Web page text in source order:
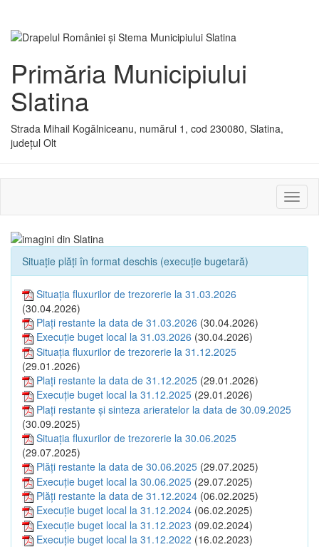
Primăria Municipiului
Slatina
Strada Mihail Kogălniceanu, numărul 1, cod 230080, Slatina,
județul Olt
sau
Situație plăți în format deschis (execuție bugetară)
Situația fluxurilor de trezorerie la 31.03.2026
(30.04.2026)
Plați restante la data de 31.03.2026 (30.04.2026)
Execuție buget local la 31.03.2026 (30.04.2026)
Situația fluxurilor de trezorerie la 31.12.2025
(29.01.2026)
Plați restante la data de 31.12.2025 (29.01.2026)
Execuție buget local la 31.12.2025 (29.01.2026)
Plați restante și sinteza arieratelor la data de 30.09.2025
(30.09.2025)
Situația fluxurilor de trezorerie la 30.06.2025
(29.07.2025)
Plăți restante la data de 30.06.2025 (29.07.2025)
Execuție buget local la 30.06.2025 (29.07.2025)
Plăți restante la data de 31.12.2024 (06.02.2025)
Execuție buget local la 31.12.2024 (06.02.2025)
Execuție buget local la 31.12.2023 (09.02.2024)
Execuție buget local la 31.12.2022 (16.02.2023)